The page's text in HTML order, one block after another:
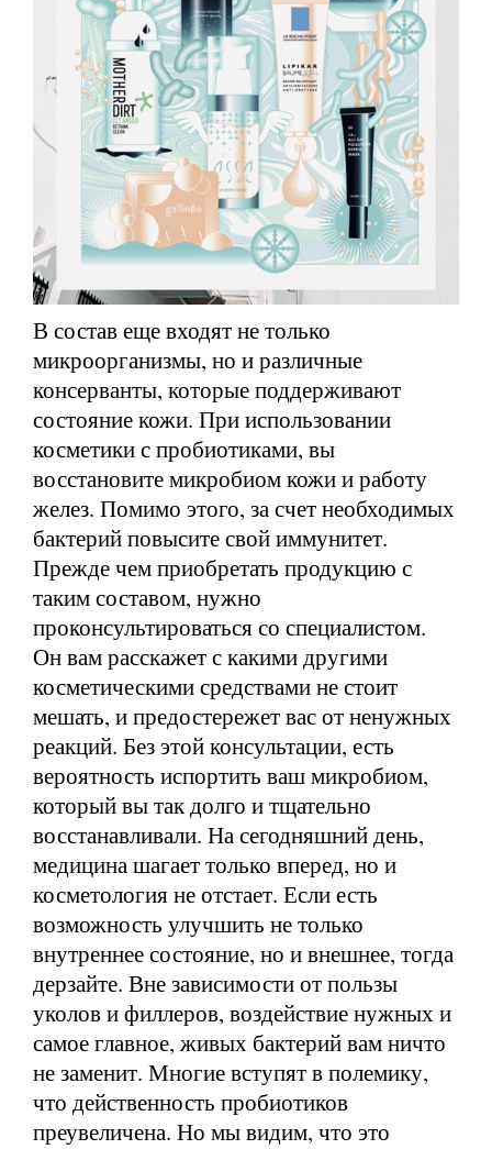
В состав еще входят не только
микроорганизмы, но и различные
консерванты, которые поддерживают
состояние кожи. При использовании
косметики с пробиотиками, вы
восстановите микробиом кожи и работу
желез. Помимо этого, за счет необходимых
бактерий повысите свой иммунитет.
Прежде чем приобретать продукцию с
таким составом, нужно
проконсультироваться со специалистом.
Он вам расскажет с какими другими
косметическими средствами не стоит
мешать, и предостережет вас от ненужных
реакций. Без этой консультации, есть
вероятность испортить ваш микробиом,
который вы так долго и тщательно
восстанавливали. На сегодняшний день,
медицина шагает только вперед, но и
косметология не отстает. Если есть
возможность улучшить не только
внутреннее состояние, но и внешнее, тогда
дерзайте. Вне зависимости от пользы
уколов и филлеров, воздействие нужных и
самое главное, живых бактерий вам ничто
не заменит. Многие вступят в полемику,
что действенность пробиотиков
преувеличена. Но мы видим, что это